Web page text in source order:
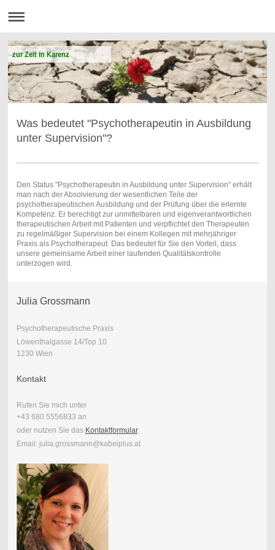
zur Zeit in Karenz
Was bedeutet "Psychotherapeutin in Ausbildung
unter Supervision"?
Den Status "Psychotherapeutin in Ausbildung unter Supervision" erhält
man nach der Absolvierung der wesentlichen Teile der
psychotherapeutischen Ausbildung und der Prüfung über die erlernte
Kompetenz. Er berechtigt zur unmittelbaren und eigenverantwortlichen
therapeutischen Arbeit mit Patienten und verpflichtet den Therapeuten
zu regelmäßiger Supervision bei einem Kollegen mit mehrjähriger
Praxis als Psychotherapeut. Das bedeutet für Sie den Vorteil, dass
unsere gemeinsame Arbeit einer laufenden Qualitätskontrolle
unterzogen wird.
Julia Grossmann
Psychotherapeutische Praxis
Löwenthalgasse 14/Top 10
1230 Wien
Kontakt
Rufen Sie mich unter
+43 680 5556833 an
oder nutzen Sie das Kontaktformular.
Email: julia.grossmann@kabelplus.at